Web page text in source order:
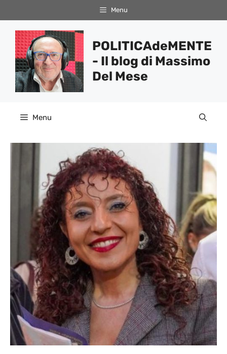
al
contenuto
Menu
POLITICAdeMENTE
- Il blog di Massimo
Del Mese
Menu